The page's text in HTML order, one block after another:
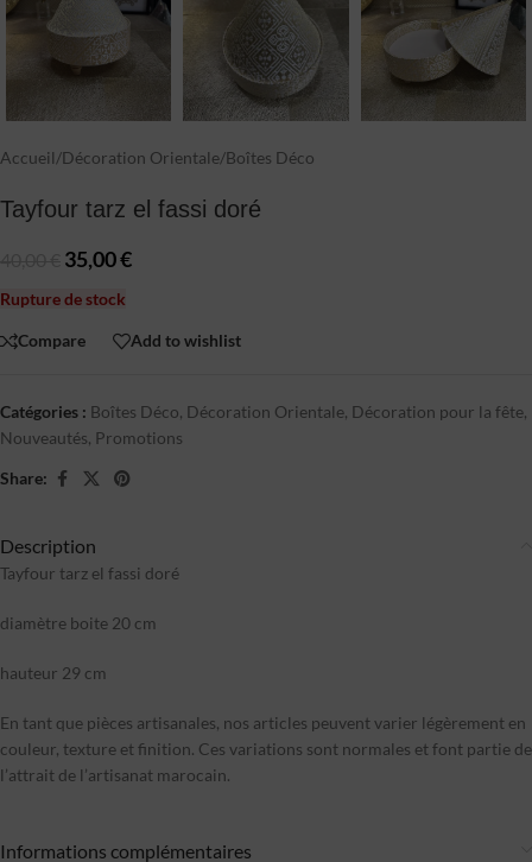
Accueil/Décoration Orientale/Boîtes Déco
Tayfour tarz el fassi doré
35,00€
Rupture de stock
Compare Add to wishlist
Catégories : Boîtes Déco, Décoration Orientale, Décoration pour la fête,
Nouveautés, Promotions
Share:
Description
Tayfour tarz el fassi doré
diamètre boite 20 cm
hauteur 29 cm
En tant que pièces artisanales, nos articles peuvent varier légèrement en
couleur, texture et finition. Ces variations sont normales et font partie de
l’attrait de l’artisanat marocain.
Informations complémentaires